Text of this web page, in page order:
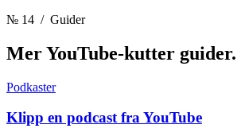
№ 14 / Guider
Mer YouTube-kutter guider.
Podkaster
Klipp en podcast fra YouTube